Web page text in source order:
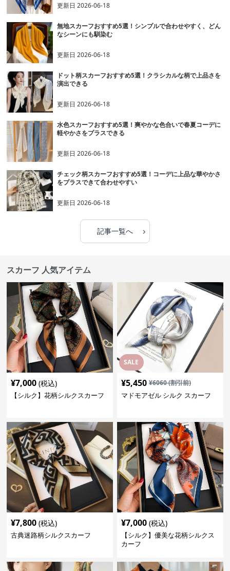
更新日2026-06-18
無地スカーフおすすめ5選！シンプルで合わせやすく、どん
なシーンにも馴染む
更新日2026-06-18
ドット柄スカーフおすすめ5選！クラシカルな柄で上品さを
演出できる
更新日2026-06-18
水色スカーフおすすめ5選！爽やかな色合いで春夏コーデに
軽やかさをプラスできる
更新日2026-06-18
チェック柄スカーフおすすめ5選！コーデに上品な華やかさ
をプラスできて合わせやすい
更新日2026-06-18
記事一覧へ ›
スカーフ 人気アイテム
¥7,000 (税込)
【シルク】花柄シルクスカーフ
SALE
¥5,450 ¥6060(割引前)
マドモアゼル シルク スカーフ
¥7,800 (税込)
古典迷路柄シルクスカーフ
¥7,000 (税込)
【シルク】優美な花柄シルクス
カーフ